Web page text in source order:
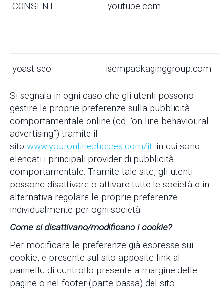
CONSENT .youtube.com
yoast-seo isempackaginggroup.com
Si segnala in ogni caso che gli utenti possono
gestire le proprie preferenze sulla pubblicità
comportamentale online (cd. “on line behavioural
advertising”) tramite il
sito www.youronlinechoices.com/it, in cui sono
elencati i principali provider di pubblicità
comportamentale. Tramite tale sito, gli utenti
possono disattivare o attivare tutte le società o in
alternativa regolare le proprie preferenze
individualmente per ogni società.
Come si disattivano/modificano i cookie?
Per modificare le preferenze già espresse sui
cookie, è presente sul sito apposito link al
pannello di controllo presente a margine delle
pagine o nel footer (parte bassa) del sito.